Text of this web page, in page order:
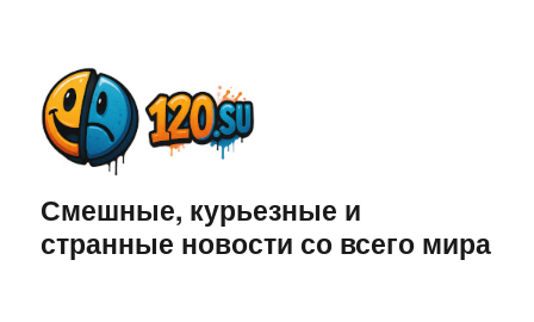
Смешные, курьезные и
странные новости со всего мира